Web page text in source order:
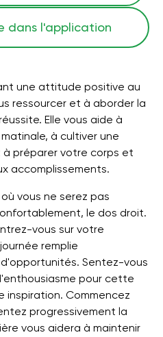
dans l'application
une attitude positive au
ressourcer et à aborder la
Elle vous aide à
à cultiver une
à préparer votre corps et
accomplissements.
vous ne serez pas
le dos droit.
vous sur votre
remplie
Sentez-vous
pour cette
inspiration. Commencez
progressivement la
vous aidera à maintenir